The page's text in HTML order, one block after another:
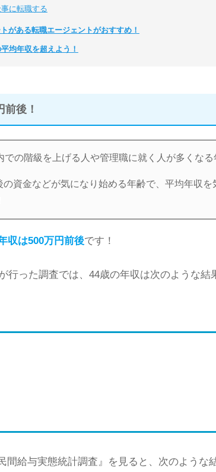
に転職する
がある転職エージェントがおすすめ！
均年収を超えよう！
後！
の階級を上げる人や管理職に就く人が多くなる
の資金などが気になり始める年齢で、平均年収を
収は500万円前後です！
行った調査では、44歳の年収は次のような結
間給与実態統計調査』を見ると、次のような